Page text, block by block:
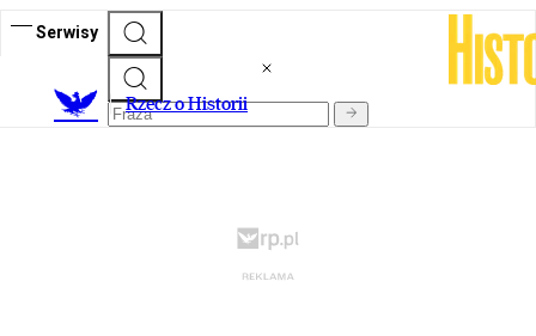
Serwisy
Rzecz o Historii